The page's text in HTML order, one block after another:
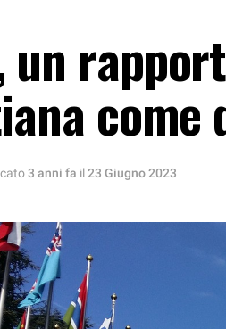
un
3 anni fa il23 Giugno 2023